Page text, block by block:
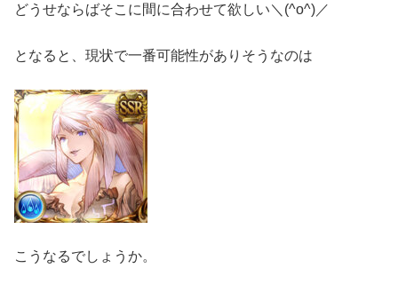
どうせならばそこに間に合わせて欲しい＼(^o^)／
となると、現状で一番可能性がありそうなのは
こうなるでしょうか。